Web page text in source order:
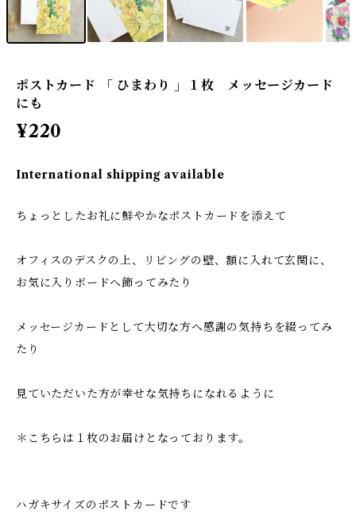
ポストカード 「 ひまわり 」１枚 メッセージカード
にも
¥220
International shipping available
ちょっとしたお礼に鮮やかなポストカードを添えて
オフィスのデスクの上、リビングの壁、額に入れて玄関に、
お気に入りボードへ飾ってみたり
メッセージカードとして大切な方へ感謝の気持ちを綴ってみ
たり
見ていただいた方が幸せな気持ちになれるように
＊こちらは１枚のお届けとなっております。
ハガキサイズのポストカードです